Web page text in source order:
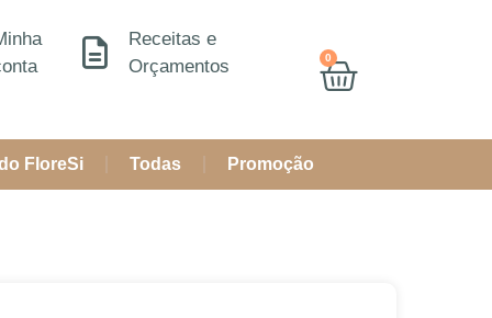
Receitas e
Orçamentos
0
FloreSi Todas Promoção